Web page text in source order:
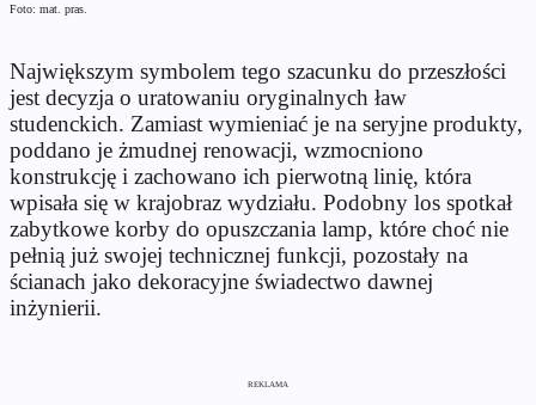
Foto: mat. pras.
Największym symbolem tego szacunku do przeszłości
jest decyzja o uratowaniu oryginalnych ław
studenckich. Zamiast wymieniać je na seryjne produkty,
poddano je żmudnej renowacji, wzmocniono
konstrukcję i zachowano ich pierwotną linię, która
wpisała się w krajobraz wydziału. Podobny los spotkał
zabytkowe korby do opuszczania lamp, które choć nie
pełnią już swojej technicznej funkcji, pozostały na
ścianach jako dekoracyjne świadectwo dawnej
inżynierii.
REKLAMA